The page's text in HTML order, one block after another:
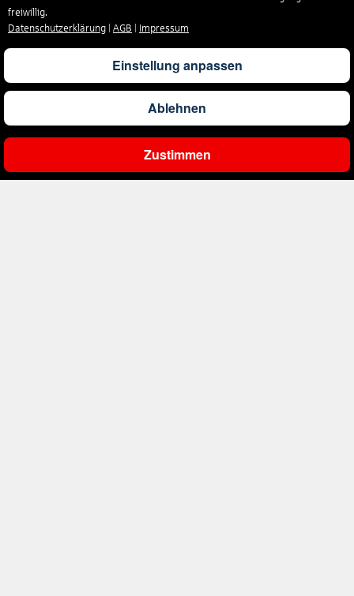
Ergebnisse filtern
freiwillig.
Datenschutzerklärung
AGB Impressum
Einstellung anpassen
Ablehnen
Zustimmen